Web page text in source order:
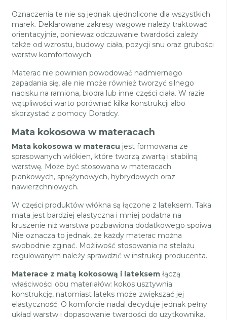
Oznaczenia te nie są jednak ujednolicone dla wszystkich
marek. Deklarowane zakresy wagowe należy traktować
orientacyjnie, ponieważ odczuwanie twardości zależy
także od wzrostu, budowy ciała, pozycji snu oraz grubości
warstw komfortowych.
Materac nie powinien powodować nadmiernego
zapadania się, ale nie może również tworzyć silnego
nacisku na ramiona, biodra lub inne części ciała. W razie
wątpliwości warto porównać kilka konstrukcji albo
skorzystać z pomocy Doradcy.
Mata kokosowa w materacach
Mata kokosowa w materacu jest formowana ze
sprasowanych włókien, które tworzą zwartą i stabilną
warstwę. Może być stosowana w materacach
piankowych, sprężynowych, hybrydowych oraz
nawierzchniowych.
W części produktów włókna są łączone z lateksem. Taka
mata jest bardziej elastyczna i mniej podatna na
kruszenie niż warstwa pozbawiona dodatkowego spoiwa.
Nie oznacza to jednak, że każdy materac można
swobodnie zginać. Możliwość stosowania na stelażu
regulowanym należy sprawdzić w instrukcji producenta.
Materace z matą kokosową i lateksem łączą
właściwości obu materiałów: kokos usztywnia
konstrukcję, natomiast lateks może zwiększać jej
elastyczność. O komforcie nadal decyduje jednak pełny
układ warstw i dopasowanie twardości do użytkownika.